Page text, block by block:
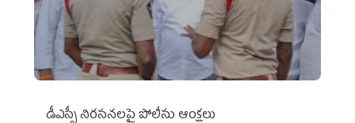
డీఎస్సీ నిరసనలపై పోలీసు ఆంక్షలు